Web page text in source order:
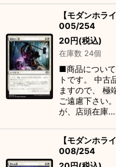
【モダンホ
005/254
20円(税込)
在庫数 24個
■商品につい
トです。 中古
ますので、 極
ご遠慮下さい
が、店頭在庫…
【モダンホ
008/254